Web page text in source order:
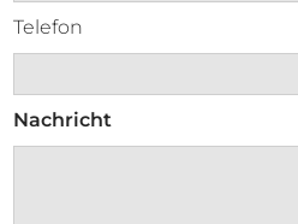
Telefon
Nachricht